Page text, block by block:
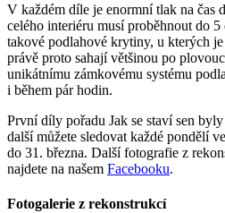
V každém díle je enormní tlak na čas
celého interiéru musí proběhnout do
takové podlahové krytiny, u kterých
právě proto sahají většinou po
unikátnímu zámkovému systému
i během pár hodin.
První díly pořadu Jak se staví sen
další můžete sledovat každé pondělí
do 31. března. Další fotografie z
najdete na našem Facebooku.
Fotogalerie z rekonstrukcí